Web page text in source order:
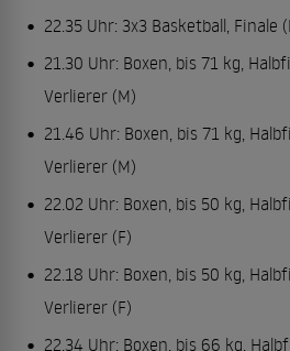
22.35 Uhr: 3x3 Basketball, Finale
21.30 Uhr: Boxen, bis 71 kg,
Verlierer (M)
21.46 Uhr: Boxen, bis 71 kg,
Verlierer (M)
22.02 Uhr: Boxen, bis 50 kg,
Verlierer (F)
22.18 Uhr: Boxen, bis 50 kg,
Verlierer (F)
22.34 Uhr: Boxen, bis 66 kg,